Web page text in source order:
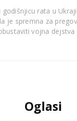
godišnjicu rata u
je spremna za
vojna dejstva
Oglasi